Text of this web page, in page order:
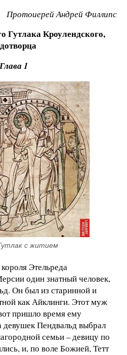
Протоиерей Андрей Филлипс
Гутлака Кроулендского,
Глава 1
с житием
Этельреда
один знатный человек,
Он был из старинной и
как Айклинги. Этот муж
пришло время ему
Пендвальд выбрал
семьи – девицу по
и, по воле Божией, Тетт